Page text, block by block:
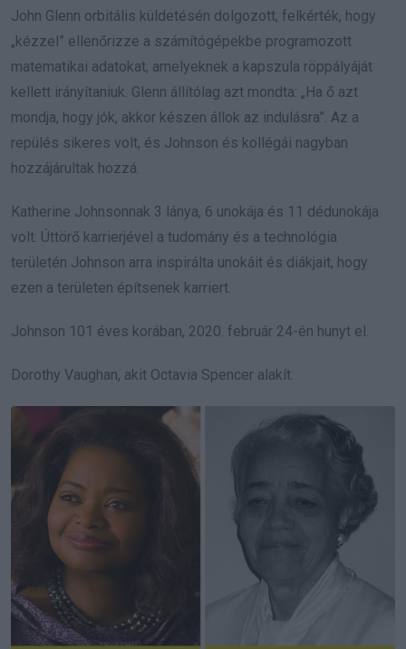
John Glenn orbitális küldetésén dolgozott, felkérték, hogy
„kézzel” ellenőrizze a számítógépekbe programozott
matematikai adatokat, amelyeknek a kapszula röppályáját
kellett irányítaniuk. Glenn állítólag azt mondta: „Ha ő azt
mondja, hogy jók, akkor készen állok az indulásra”. Az a
repülés sikeres volt, és Johnson és kollégái nagyban
hozzájárultak hozzá.
Katherine Johnsonnak 3 lánya, 6 unokája és 11 dédunokája
volt. Úttörő karrierjével a tudomány és a technológia
területén Johnson arra inspirálta unokáit és diákjait, hogy
ezen a területen építsenek karriert.
Johnson 101 éves korában, 2020. február 24-én hunyt el.
Dorothy Vaughan, akit Octavia Spencer alakít.